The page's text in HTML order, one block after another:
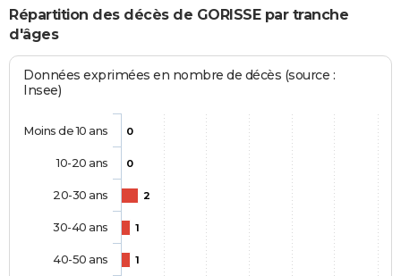
Répartition des décès de GORISSE par tranche
d'âges
Données exprimées en nombre de décès (source :
Insee)
0
0
2
1
1
Moins de 10 ans
10-20 ans
20-30 ans
30-40 ans
40-50 ans